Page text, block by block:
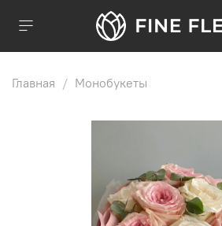
Главная Монобукеты